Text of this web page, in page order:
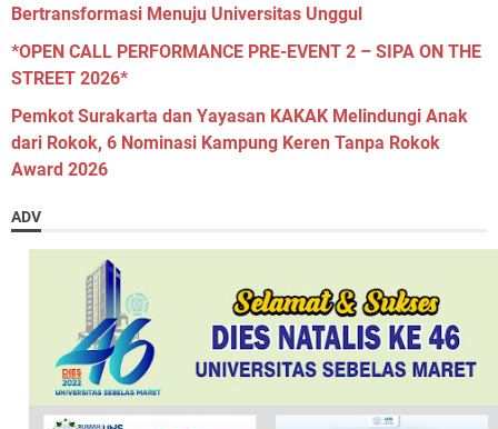
Bertransformasi Menuju Universitas Unggul
*OPEN CALL PERFORMANCE PRE-EVENT 2 – SIPA ON THE
STREET 2026*
Pemkot Surakarta dan Yayasan KAKAK Melindungi Anak
dari Rokok, 6 Nominasi Kampung Keren Tanpa Rokok
Award 2026
ADV